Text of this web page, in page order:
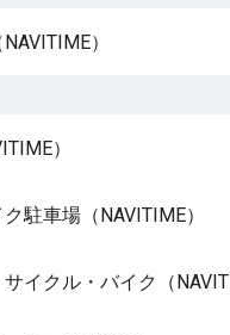
）
）
駐車場（NAVITIME）
イクル・バイク（